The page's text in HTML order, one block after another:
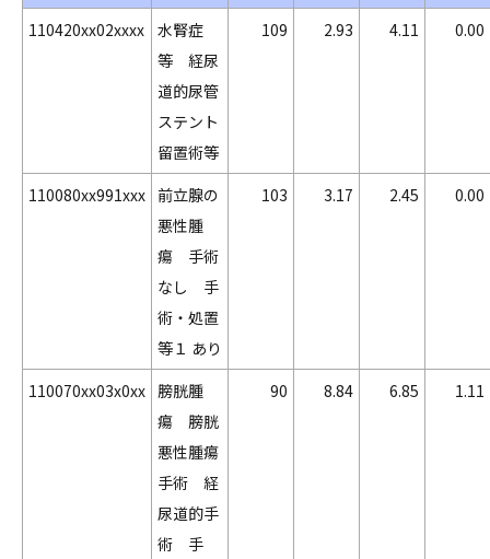
110420xx02xxxx 水腎症
等 経尿
道的尿管
ステント
留置術等
109 2.93 4.11 0.00
110080xx991xxx 前立腺の
悪性腫
瘍 手術
なし 手
術・処置
等１ あり
103 3.17 2.45 0.00
110070xx03x0xx 膀胱腫
瘍 膀胱
悪性腫瘍
手術 経
尿道的手
術 手
90 8.84 6.85 1.11